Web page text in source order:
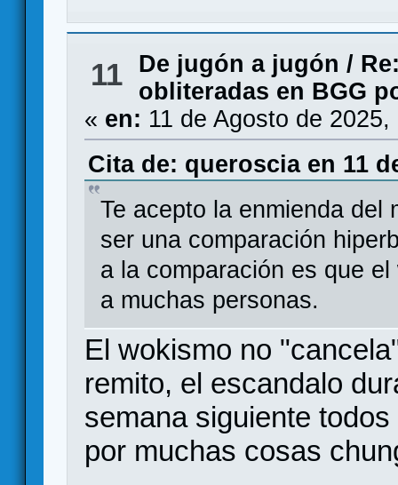
11 De jugón a jugón /
obliteradas en BGG
« en: 11 de Agosto de
Cita de: queroscia en 11
Te acepto la enmienda del
ser una comparación
a la comparación es que
a muchas personas.
El wokismo no
remito, el escandalo
semana siguiente
por muchas cosas